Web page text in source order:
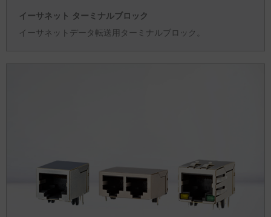
イーサネット ターミナルブロック
イーサネットデータ転送用ターミナルブロック。